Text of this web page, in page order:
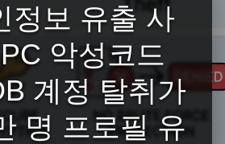
정보 유출 사
악성코드
계정 탈취가
명 프로필 유